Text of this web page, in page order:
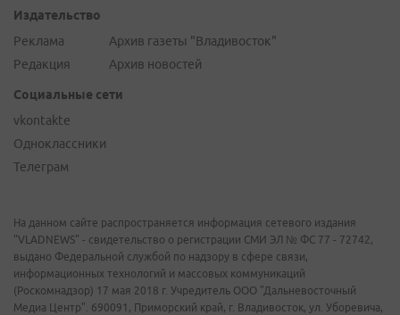
Издательство
Реклама
Редакция
Архив газеты "Владивосток"
Архив новостей
Социальные сети
vkontakte
Одноклассники
Телеграм
На данном сайте распространяется информация сетевого издания
"VLADNEWS" - свидетельство о регистрации СМИ ЭЛ № ФС 77 - 72742,
выдано Федеральной службой по надзору в сфере связи,
информационных технологий и массовых коммуникаций
(Роскомнадзор) 17 мая 2018 г. Учредитель ООО "Дальневосточный
Медиа Центр". 690091, Приморский край, г. Владивосток, ул. Уборевича,